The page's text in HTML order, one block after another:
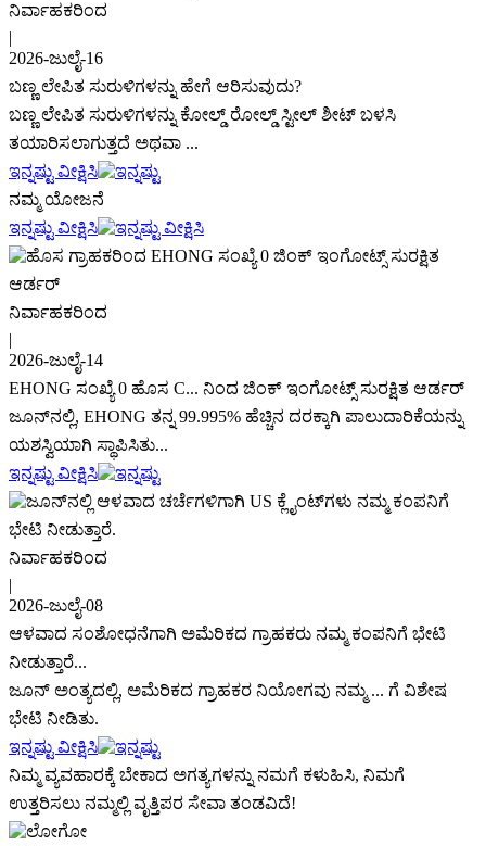
ನಿರ್ವಾಹಕರಿಂದ
|
2026-ಜುಲೈ-16
ಬಣ್ಣ ಲೇಪಿತ ಸುರುಳಿಗಳನ್ನು ಹೇಗೆ ಆರಿಸುವುದು?
ಬಣ್ಣ ಲೇಪಿತ ಸುರುಳಿಗಳನ್ನು ಕೋಲ್ಡ್ ರೋಲ್ಡ್ ಸ್ಟೀಲ್ ಶೀಟ್ ಬಳಸಿ
ತಯಾರಿಸಲಾಗುತ್ತದೆ ಅಥವಾ ...
ಇನ್ನಷ್ಟು ವೀಕ್ಷಿಸಿ
ನಮ್ಮ ಯೋಜನೆ
ಇನ್ನಷ್ಟು ವೀಕ್ಷಿಸಿ
ನಿರ್ವಾಹಕರಿಂದ
|
2026-ಜುಲೈ-14
EHONG ಸಂಖ್ಯೆ 0 ಹೊಸ C... ನಿಂದ ಜಿಂಕ್ ಇಂಗೋಟ್ಸ್ ಸುರಕ್ಷಿತ ಆರ್ಡರ್
ಜೂನ್‌ನಲ್ಲಿ, EHONG ತನ್ನ 99.995% ಹೆಚ್ಚಿನ ದರಕ್ಕಾಗಿ ಪಾಲುದಾರಿಕೆಯನ್ನು
ಯಶಸ್ವಿಯಾಗಿ ಸ್ಥಾಪಿಸಿತು...
ಇನ್ನಷ್ಟು ವೀಕ್ಷಿಸಿ
ನಿರ್ವಾಹಕರಿಂದ
|
2026-ಜುಲೈ-08
ಆಳವಾದ ಸಂಶೋಧನೆಗಾಗಿ ಅಮೆರಿಕದ ಗ್ರಾಹಕರು ನಮ್ಮ ಕಂಪನಿಗೆ ಭೇಟಿ
ನೀಡುತ್ತಾರೆ...
ಜೂನ್ ಅಂತ್ಯದಲ್ಲಿ, ಅಮೆರಿಕದ ಗ್ರಾಹಕರ ನಿಯೋಗವು ನಮ್ಮ ... ಗೆ ವಿಶೇಷ
ಭೇಟಿ ನೀಡಿತು.
ಇನ್ನಷ್ಟು ವೀಕ್ಷಿಸಿ
ನಿಮ್ಮ ವ್ಯವಹಾರಕ್ಕೆ ಬೇಕಾದ ಅಗತ್ಯಗಳನ್ನು ನಮಗೆ ಕಳುಹಿಸಿ, ನಿಮಗೆ
ಉತ್ತರಿಸಲು ನಮ್ಮಲ್ಲಿ ವೃತ್ತಿಪರ ಸೇವಾ ತಂಡವಿದೆ!